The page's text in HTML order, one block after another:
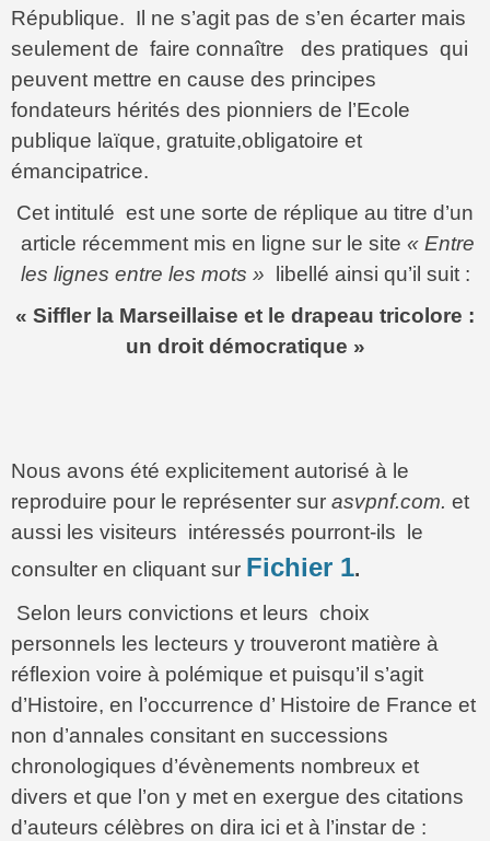
République. Il ne s’agit pas de s’en écarter mais
seulement de faire connaître des pratiques qui
peuvent mettre en cause des principes
fondateurs hérités des pionniers de l’Ecole
publique laïque, gratuite,obligatoire et
émancipatrice.
Cet intitulé est une sorte de réplique au titre d’un
article récemment mis en ligne sur le site « Entre
les lignes entre les mots »
libellé ainsi qu’il suit :
« Siffler la Marseillaise et le drapeau tricolore :
un droit démocratique »
Nous avons été explicitement autorisé à le
reproduire pour le représenter sur asvpnf.com. et
aussi les visiteurs intéressés pourront-ils le
consulter en cliquant sur Fichier 1.
Selon leurs convictions et leurs choix
personnels les lecteurs y trouveront matière à
réflexion voire à polémique et puisqu’il s’agit
d’Histoire, en l’occurrence d’ Histoire de France et
non d’annales consitant en successions
chronologiques d’évènements nombreux et
divers et que l’on y met en exergue des citations
d’auteurs célèbres on dira ici et à l’instar de :